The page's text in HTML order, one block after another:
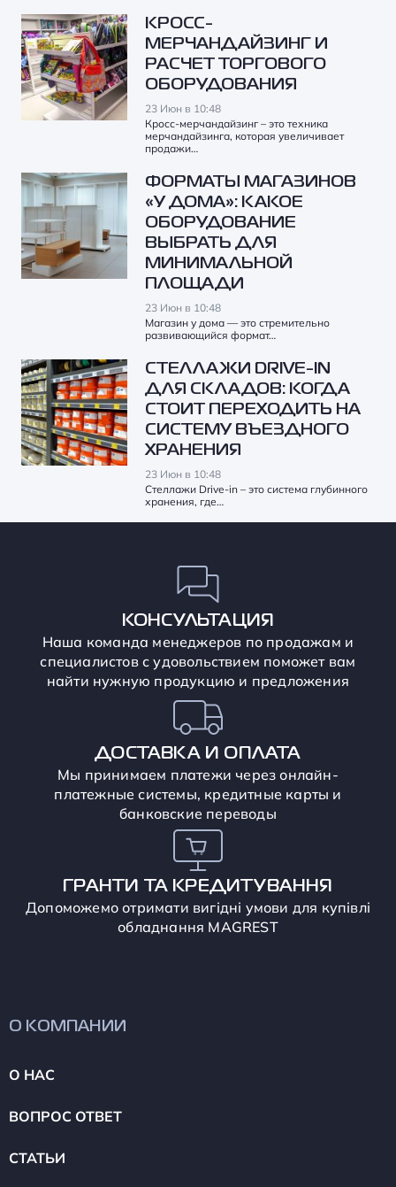
КРОСС-
МЕРЧАНДАЙЗИНГ И
РАСЧЕТ ТОРГОВОГО
ОБОРУДОВАНИЯ
23 Июн в 10:48
Кросс-мерчандайзинг – это техника
мерчандайзинга, которая увеличивает
продажи…
ФОРМАТЫ МАГАЗИНОВ
«У ДОМА»: КАКОЕ
ОБОРУДОВАНИЕ
ВЫБРАТЬ ДЛЯ
МИНИМАЛЬНОЙ
ПЛОЩАДИ
23 Июн в 10:48
Магазин у дома — это стремительно
развивающийся формат…
СТЕЛЛАЖИ DRIVE-IN
ДЛЯ СКЛАДОВ: КОГДА
СТОИТ ПЕРЕХОДИТЬ НА
СИСТЕМУ ВЪЕЗДНОГО
ХРАНЕНИЯ
23 Июн в 10:48
Стеллажи Drive-in – это система глубинного
хранения, где…
КОНСУЛЬТАЦИЯ
Наша команда менеджеров по продажам и
специалистов с удовольствием поможет вам
найти нужную продукцию и предложения
ДОСТАВКА И ОПЛАТА
Мы принимаем платежи через онлайн-
платежные системы, кредитные карты и
банковские переводы
ГРАНТИ ТА КРЕДИТУВАННЯ
Допоможемо отримати вигідні умови для купівлі
обладнання MAGREST
О КОМПАНИИ
О НАС
ВОПРОС ОТВЕТ
СТАТЬИ